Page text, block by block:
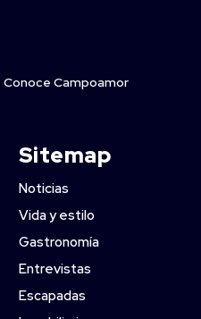
Conoce Campoamor
Sitemap
Noticias
Vida y estilo
Gastronomía
Entrevistas
Escapadas